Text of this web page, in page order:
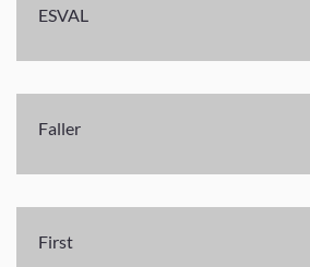
ESVAL
Faller
First